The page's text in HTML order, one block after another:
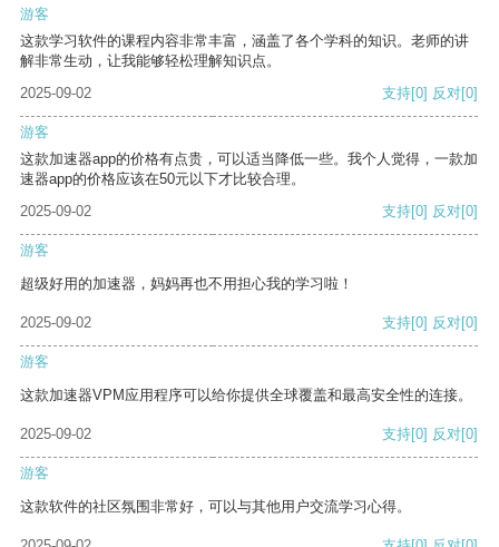
游客
这款学习软件的课程内容非常丰富，涵盖了各个学科的知识。老师的讲
解非常生动，让我能够轻松理解知识点。
2025-09-02
支持[0] 反对[0]
游客
这款加速器app的价格有点贵，可以适当降低一些。我个人觉得，一款加
速器app的价格应该在50元以下才比较合理。
2025-09-02
支持[0] 反对[0]
游客
超级好用的加速器，妈妈再也不用担心我的学习啦！
2025-09-02 支持[0] 反对[0]
游客
这款加速器VPM应用程序可以给你提供全球覆盖和最高安全性的连接。
2025-09-02 支持[0] 反对[0]
游客
这款软件的社区氛围非常好，可以与其他用户交流学习心得。